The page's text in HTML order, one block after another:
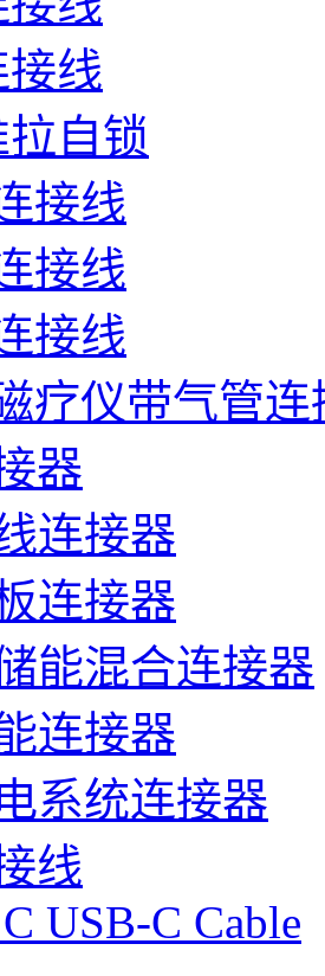
线
自锁
接线
接线
接线
疗仪带气管连
器
连接器
连接器
能混合连接器
连接器
系统连接器
线
USB-C Cable